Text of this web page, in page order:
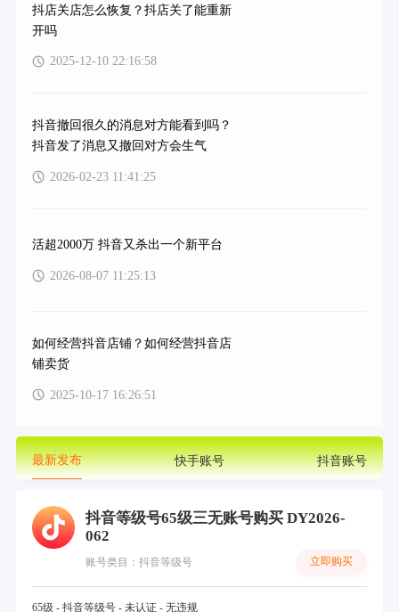
抖店关店怎么恢复？抖店关了能重新
开吗
2025-12-10 22:16:58
抖音撤回很久的消息对方能看到吗？
抖音发了消息又撤回对方会生气
2026-02-23 11:41:25
活超2000万 抖音又杀出一个新平台
2026-08-07 11:25:13
如何经营抖音店铺？如何经营抖音店
铺卖货
2025-10-17 16:26:51
最新发布 快手账号 抖音账号
抖音等级号65级三无账号购买 DY2026-
062
账号类目：抖音等级号 立即购买
65级 - 抖音等级号 - 未认证 - 无违规